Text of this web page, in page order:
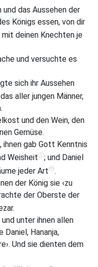
und das Aussehen der
Königs essen, von dir
deinen Knechten je
und versuchte es
sich ihr Aussehen
aller jungen Männer,
und den Wein, den
Gemüse.
ihnen gab Gott Kenntnis
Weisheitⓛ; und Daniel
jeder Artⓜ.
der König sie ‹zu
der Oberste der
unter ihnen allen
Daniel, Hananja,
Und sie dienten dem